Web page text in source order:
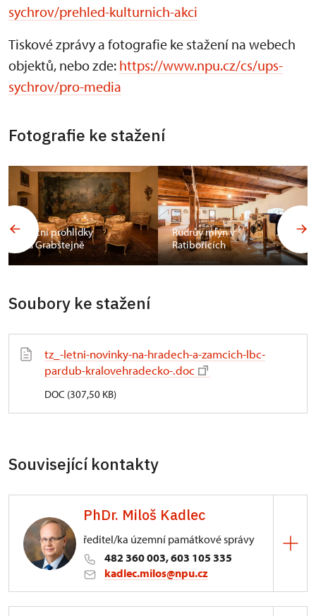
sychrov/prehled-kulturnich-akci
Tiskové zprávy a fotografie ke stažení na webech
objektů, nebo zde: https://www.npu.cz/cs/ups-
sychrov/pro-media
Fotografie ke stažení
Noční prohlídky
na Grabštejně
Rudrův mlýn v
Ratibořicích
Soubory ke stažení
tz_-letni-novinky-na-hradech-a-zamcich-lbc-
pardub-kralovehradecko-.doc
DOC (307,50 KB)
Související kontakty
PhDr. Miloš Kadlec
ředitel/ka územní památkové správy
482 360 003, 603 105 335
kadlec.milos@npu.cz